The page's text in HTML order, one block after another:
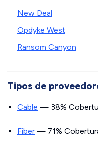
New Deal
Opdyke West
Ransom Canyon
Tipos de
Cable — 38%
Fiber — 71%